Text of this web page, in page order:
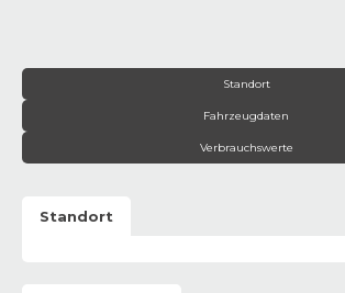
Standort
Fahrzeugdaten
Verbrauchswerte
Standort